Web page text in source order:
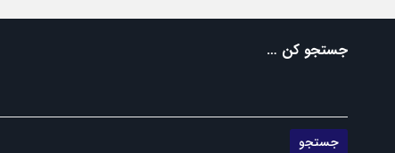
جستجو کن …